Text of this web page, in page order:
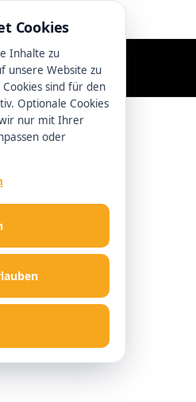
Cookies
Inhalte zu
unsere Website zu
sind für den
Optionale Cookies
nur mit Ihrer
oder